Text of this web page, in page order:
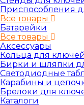
Приспособления
Все товары
Батарейки
Все товары
Аксессуары
Кольца для ключей
Бирки и шляпки
Светодиодные
Карабины и
Брелоки для
Каталоги